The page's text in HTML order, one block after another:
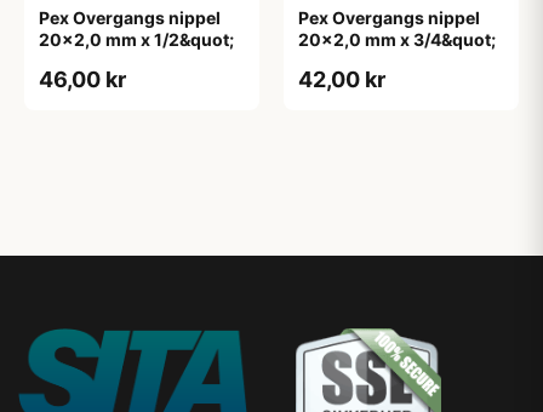
Pex Overgangs nippel
20x2,0 mm x 1/2&quot;
46,00 kr
Pex Overgangs nippel
20x2,0 mm x 3/4&quot;
42,00 kr